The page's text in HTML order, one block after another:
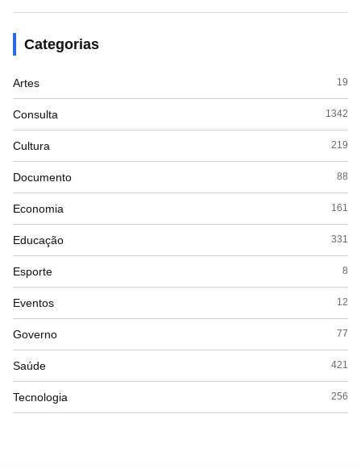
Categorias
Artes 19
Consulta 1342
Cultura 219
Documento 88
Economia 161
Educação 331
Esporte 8
Eventos 12
Governo 77
Saúde 421
Tecnologia 256